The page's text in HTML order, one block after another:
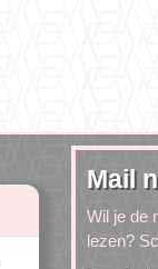
Mail
Wil je de
lezen?